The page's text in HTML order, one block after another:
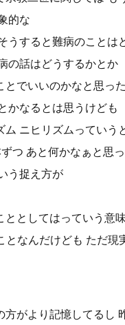
的な
うすると難病のことは
の話はどうするかとか
とでいいのかなと思っ
かなるとは思うけども
ニヒリズムっていう
つ あと何かなぁと思
う捉え方が
ととしてはっていう意
となんだけども ただ現
がより記憶してるし